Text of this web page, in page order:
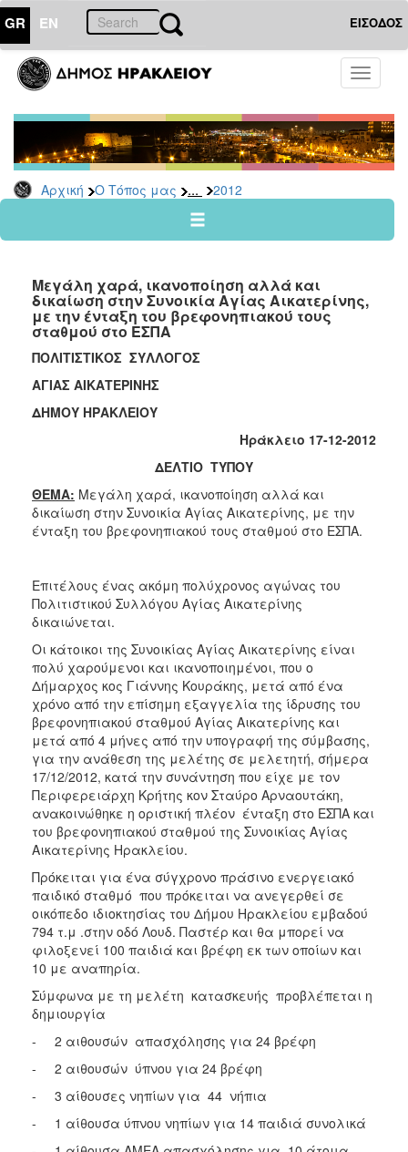
GR EN ΕΙΣΟΔΟΣ
Toggle
Αρχική Ο Τόπος μας ... 2012
ΤΟΠΟΣ
ΜΑΣ
Ανακοινώσεις
Αρχείο
2026
2024
2022
2021
2020
2019
2018
2015
2012
2011
ΔΗΜΟΣ
ΠΟΛΙΤΙΣΜΟΣ
ΑΝΘΕΚΤΙΚΗ
ΠΟΛΗ
Μεγάλη χαρά, ικανοποίηση αλλά και
δικαίωση στην Συνοικία Αγίας Αικατερίνης,
με την ένταξη του βρεφονηπιακού τους
σταθμού στο ΕΣΠΑ
ΠΟΛΙΤΙΣΤΙΚΟΣ ΣΥΛΛΟΓΟΣ
ΑΓΙΑΣ ΑΙΚΑΤΕΡΙΝΗΣ
ΔΗΜΟΥ ΗΡΑΚΛΕΙΟΥ
Ηράκλειο 17-12-2012
ΔΕΛΤΙΟ ΤΥΠΟΥ
ΘΕΜΑ: Μεγάλη χαρά, ικανοποίηση αλλά και
δικαίωση στην Συνοικία Αγίας Αικατερίνης, με την
ένταξη του βρεφονηπιακού τους σταθμού στο ΕΣΠΑ.
Επιτέλους ένας ακόμη πολύχρονος αγώνας του
Πολιτιστικού Συλλόγου Αγίας Αικατερίνης
δικαιώνεται.
Οι κάτοικοι της Συνοικίας Αγίας Αικατερίνης είναι
πολύ χαρούμενοι και ικανοποιημένοι, που ο
Δήμαρχος κος Γιάννης Κουράκης, μετά από ένα
χρόνο από την επίσημη εξαγγελία της ίδρυσης του
βρεφονηπιακού σταθμού Αγίας Αικατερίνης και
μετά από 4 μήνες από την υπογραφή της σύμβασης,
για την ανάθεση της μελέτης σε μελετητή, σήμερα
17/12/2012, κατά την συνάντηση που είχε με τον
Περιφερειάρχη Κρήτης κον Σταύρο Αρναουτάκη,
ανακοινώθηκε η οριστική πλέον ένταξη στο ΕΣΠΑ και
του βρεφονηπιακού σταθμού της Συνοικίας Αγίας
Αικατερίνης Ηρακλείου.
Πρόκειται για ένα σύγχρονο πράσινο ενεργειακό
παιδικό σταθμό που πρόκειται να ανεγερθεί σε
οικόπεδο ιδιοκτησίας του Δήμου Ηρακλείου εμβαδού
794 τ.μ .στην οδό Λουδ. Παστέρ και θα μπορεί να
φιλοξενεί 100 παιδιά και βρέφη εκ των οποίων και
10 με αναπηρία.
Σύμφωνα με τη μελέτη κατασκευής προβλέπεται η
δημιουργία
- 2 αιθουσών απασχόλησης για 24 βρέφη
- 2 αιθουσών ύπνου για 24 βρέφη
- 3 αίθουσες νηπίων για 44 νήπια
- 1 αίθουσα ύπνου νηπίων για 14 παιδιά συνολικά